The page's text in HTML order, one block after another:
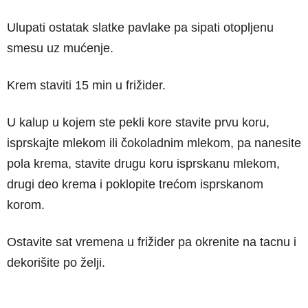
Ulupati ostatak slatke pavlake pa sipati otopljenu
smesu uz mućenje.
Krem staviti 15 min u frižider.
U kalup u kojem ste pekli kore stavite prvu koru,
isprskajte mlekom ili čokoladnim mlekom, pa nanesite
pola krema, stavite drugu koru isprskanu mlekom,
drugi deo krema i poklopite trećom isprskanom
korom.
Ostavite sat vremena u frižider pa okrenite na tacnu i
dekorišite po želji.